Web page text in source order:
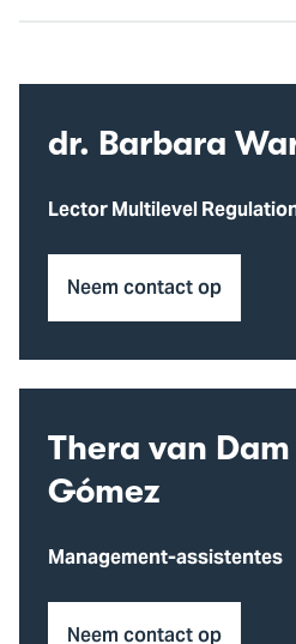
dr. Barbara
Lector Multilevel
Neem contact op
Thera van
Gómez
Management-assistentes
Neem contact op